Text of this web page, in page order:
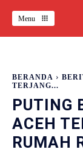
Menu
BERANDA
TERJANG...
PUTING
ACEH
RUMAH